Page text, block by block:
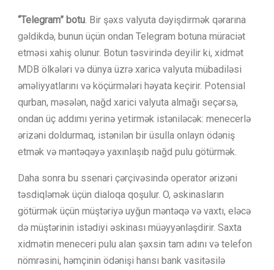
“Telegram” botu . Bir şəxs valyuta dəyişdirmək qərarına
gəldikdə, bunun üçün ondan Telegram botuna müraciət
etməsi xahiş olunur. Botun təsvirində deyilir ki, xidmət
MDB ölkələri və dünya üzrə xaricə valyuta mübadiləsi
əməliyyatlarını və köçürmələri həyata keçirir. Potensial
qurban, məsələn, nağd xarici valyuta almağı seçərsə,
ondan üç addımı yerinə yetirmək istəniləcək: menecerlə
ərizəni doldurmaq, istənilən bir üsulla onlayn ödəniş
etmək və məntəqəyə yaxınlaşıb nağd pulu götürmək.
Daha sonra bu ssenari çərçivəsində operator ərizəni
təsdiqləmək üçün dialoqa qoşulur. O, əskinasların
götürmək üçün müştəriyə uyğun məntəqə və vaxtı, eləcə
də müştərinin istədiyi əskinası müəyyənləşdirir. Saxta
xidmətin meneceri pulu alan şəxsin tam adını və telefon
nömrəsini, həmçinin ödənişi hansı bank vasitəsilə